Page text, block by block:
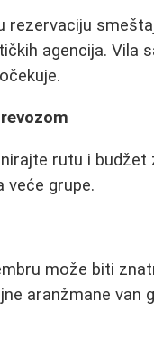
rezervaciju
agencija. Vila
rutu i
veće grupe.
može biti
aranžmane van